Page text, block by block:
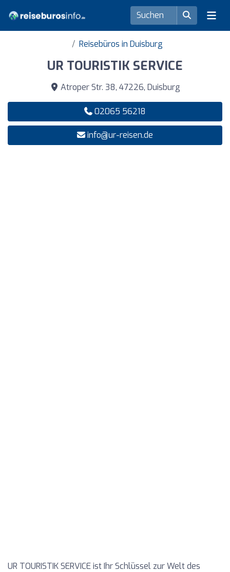
Reisebüros in Duisburg
UR TOURISTIK SERVICE
Atroper Str. 38, 47226, Duisburg
02065 56218
info@ur-reisen.de
UR TOURISTIK SERVICE ist Ihr Schlüssel zur Welt des